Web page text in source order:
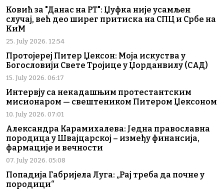
Ковић за "Данас на РТ": Џуфка није усамљен
случај, већ део ширег притиска на СПЦ и Србе на
КиМ
25. July 2026. 12:54
Протојереј Питер Џексон: Моја искуства у
Богословији Свете Тројице у Џорданвилу (САД)
15. July 2026. 06:17
Интервју са некадашњим протестантским
мисионаром — свештеником Питером Џексоном
10. July 2026. 07:01
Александра Карамихалева: Једна православна
породица у Швајцарској – између финансија,
фармације и вечности
07. July 2026. 05:08
Попадија Габријела Луга: „Рај треба да почне у
породици“